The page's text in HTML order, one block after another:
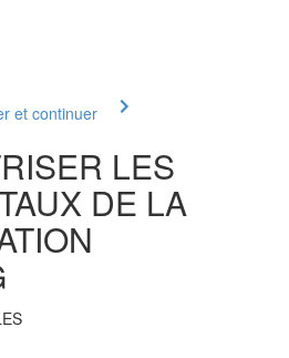
et continuer
LES
DE LA